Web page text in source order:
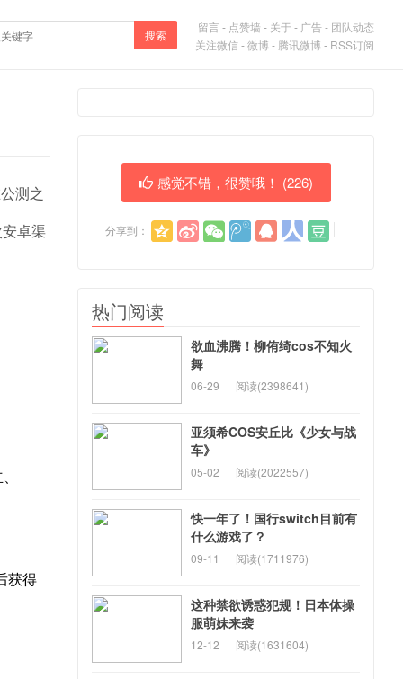
留言- 点赞墙 - 关于- 广告- 团队动态
关注微信-微博 - 腾讯微博 - RSS订阅
搜索
测之
卓渠
获得
感觉不错，很赞哦！ (226)
分享到：
热门阅读
欲血沸腾！柳侑绮cos不知火
舞
06-29 阅读(2398641)
亚须希COS安丘比《少女与战
车》
05-02 阅读(2022557)
快一年了！国行switch目前有
什么游戏了？
09-11 阅读(1711976)
这种禁欲诱惑犯规！日本体操
服萌妹来袭
12-12 阅读(1631604)